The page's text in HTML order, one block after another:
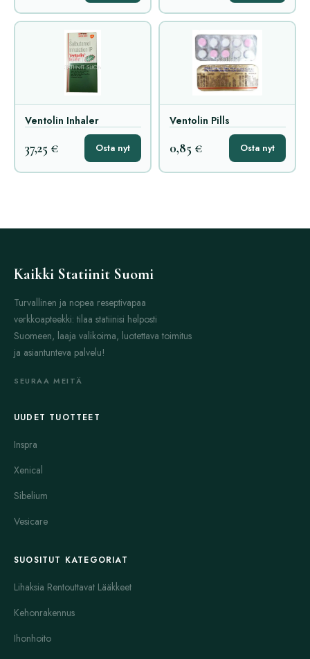
Ventolin Inhaler
37,25 € Osta nyt
Ventolin Pills
0,85 € Osta nyt
Kaikki Statiinit Suomi
Turvallinen ja nopea reseptivapaa
verkkoapteekki: tilaa statiinisi helposti
Suomeen, laaja valikoima, luotettava toimitus
ja asiantunteva palvelu!
SEURAA MEITÄ
UUDET TUOTTEET
Inspra
Xenical
Sibelium
Vesicare
SUOSITUT KATEGORIAT
Lihaksia Rentouttavat Lääkkeet
Kehonrakennus
Ihonhoito